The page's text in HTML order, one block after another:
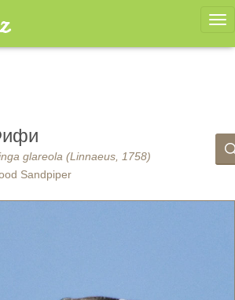
glareola (Linnaeus, 1758)
Sandpiper